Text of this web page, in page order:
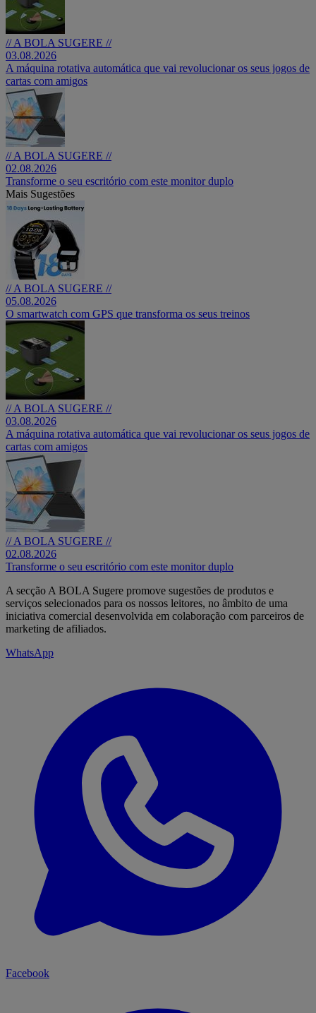
// A BOLA SUGERE //
03.08.2026
A máquina rotativa automática que vai revolucionar os seus jogos de
cartas com amigos
// A BOLA SUGERE //
02.08.2026
Transforme o seu escritório com este monitor duplo
Mais Sugestões
// A BOLA SUGERE //
05.08.2026
O smartwatch com GPS que transforma os seus treinos
// A BOLA SUGERE //
03.08.2026
A máquina rotativa automática que vai revolucionar os seus jogos de
cartas com amigos
// A BOLA SUGERE //
02.08.2026
Transforme o seu escritório com este monitor duplo
A secção A BOLA Sugere promove sugestões de produtos e
serviços selecionados para os nossos leitores, no âmbito de uma
iniciativa comercial desenvolvida em colaboração com parceiros de
marketing de afiliados.
WhatsApp
Facebook